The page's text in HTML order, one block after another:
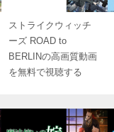
ストライクウィッチ
ーズ ROAD to
BERLINの高画質動画
を無料で視聴する